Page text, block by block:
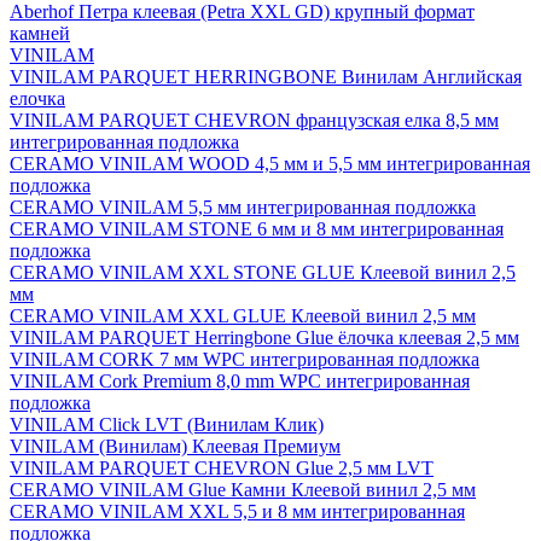
Aberhof Петра клеевая (Petra XXL GD) крупный формат
камней
VINILAM
VINILAM PARQUET HERRINGBONE Винилам Английская
елочка
VINILAM PARQUET CHEVRON французская елка 8,5 мм
интегрированная подложка
CERAMO VINILAM WOOD 4,5 мм и 5,5 мм интегрированная
подложка
CERAMO VINILAM 5,5 мм интегрированная подложка
CERAMO VINILAM STONE 6 мм и 8 мм интегрированная
подложка
CERAMO VINILAM XXL STONE GLUE Клеевой винил 2,5
мм
CERAMO VINILAM XXL GLUE Клеевой винил 2,5 мм
VINILAM PARQUET Herringbone Glue ёлочка клеевая 2,5 мм
VINILAM CORK 7 мм WPC интегрированная подложка
VINILAM Cork Premium 8,0 mm WPC интегрированная
подложка
VINILAM Click LVT (Винилам Клик)
VINILAM (Винилам) Клеевая Премиум
VINILAM PARQUET CHEVRON Glue 2,5 мм LVT
CERAMO VINILAM Glue Камни Клеевой винил 2,5 мм
CERAMO VINILAM XXL 5,5 и 8 мм интегрированная
подложка